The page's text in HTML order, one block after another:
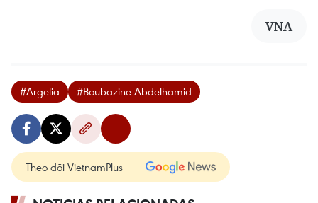
VNA
#Argelia #Boubazine Abdelhamid
Theo dõi VietnamPlus